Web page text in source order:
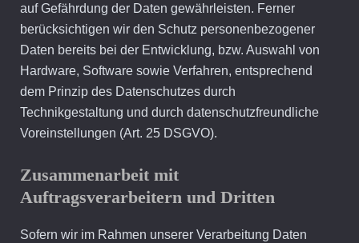
auf Gefährdung der Daten gewährleisten. Ferner
berücksichtigen wir den Schutz personenbezogener
Daten bereits bei der Entwicklung, bzw. Auswahl von
Hardware, Software sowie Verfahren, entsprechend
dem Prinzip des Datenschutzes durch
Technikgestaltung und durch datenschutzfreundliche
Voreinstellungen (Art. 25 DSGVO).
Zusammenarbeit mit
Auftragsverarbeitern und Dritten
Sofern wir im Rahmen unserer Verarbeitung Daten